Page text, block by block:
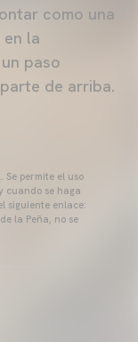
como una
la
paso
de arriba.
Se permite el uso
cuando se haga
siguiente enlace:
la Peña, no se